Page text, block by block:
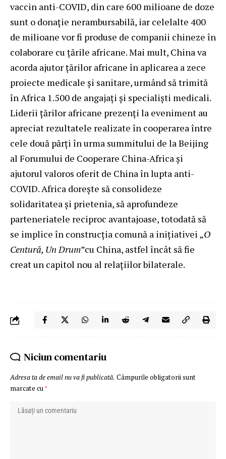
vaccin anti-COVID, din care 600 milioane de doze
sunt o donație nerambursabilă, iar celelalte 400
de milioane vor fi produse de companii chineze în
colaborare cu țările africane. Mai mult, China va
acorda ajutor țărilor africane în aplicarea a zece
proiecte medicale și sanitare, urmând să trimită
în Africa 1.500 de angajați și specialiști medicali.
Liderii țărilor africane prezenți la eveniment au
apreciat rezultatele realizate în cooperarea între
cele două părți în urma summitului de la Beijing
al Forumului de Cooperare China-Africa și
ajutorul valoros oferit de China în lupta anti-
COVID. Africa dorește să consolideze
solidaritatea și prietenia, să aprofundeze
parteneriatele reciproc avantajoase, totodată să
se implice în construcția comună a inițiativei „O
Centură, Un Drum”cu China, astfel încât să fie
creat un capitol nou al relațiilor bilaterale.
Niciun comentariu
Adresa ta de email nu va fi publicată. Câmpurile obligatorii sunt
marcate cu*